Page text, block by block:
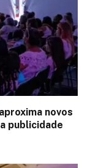
novos
publicidade